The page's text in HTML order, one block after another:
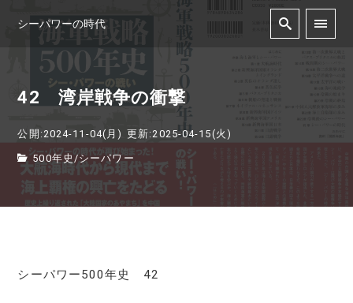
シーパワーの時代
42 湾岸戦争の衝撃
公開:2024-11-04(月) 更新:2025-04-15(火)
500年史 /シーパワー
シーパワー500年史 42